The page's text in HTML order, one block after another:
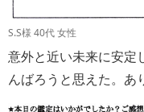
S.S様 40代 女性
意外と近い未来に安定
んばろうと思えた。あ